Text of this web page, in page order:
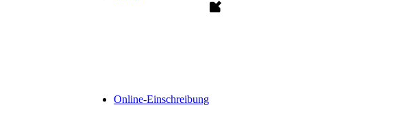
Online-Einschreibung